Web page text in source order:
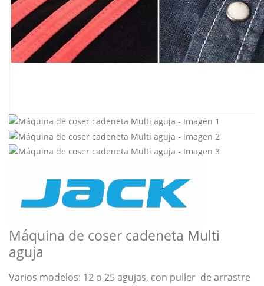
Máquina de coser cadeneta Multi
aguja
Varios modelos: 12 o 25 agujas, con puller de arrastre